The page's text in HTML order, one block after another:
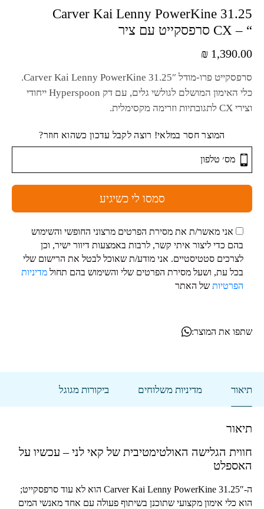
⁦Carver Kai Lenny PowerKine 31.25
CX – “⁩ סרפסקייט עם ציר
₪ 1,390.00
סרפסקייט פרו-מודל Carver Kai Lenny PowerKine 31.25″
.
כלי האימון המושלם לגולשי גלים, עם דק Hyperspoonייחודי
וצירי CXלתגובתיות וזרימה מקסימלית.
המוצר חסר במלאי! רוצה לקבל עדכון כשהוא חוזר?
סמסו לי כשיגיע
אני מאשר/ת את מסירת הפרטים מרצוני החופשי והשימוש
בהם כדי ליצור איתי קשר, לרבות באמצעות דיוור ישיר, וכן
לצרכים סטטיסטיים. אני מודע/ת שאוכל לבטל את הרישום שלי
בכל עת, ושעל מסירת הפרטים שלי והשימוש בהם תחול מדיניות
הפרטיותשל האתר
שתפו את המוצר:
תיאור מדיניות משלוחים ביקורות מגוגל
תיאור
חווית הגלישה האולטימטיבית של קאי לני – עכשיו על
האספלט
ה-Carver Kai Lenny PowerKine 31.25″הוא לא עוד סרפסקייט;
הוא כלי אימון מקצועי שתוכנן בשיתוף פעולה עם אחד מאנשי המים